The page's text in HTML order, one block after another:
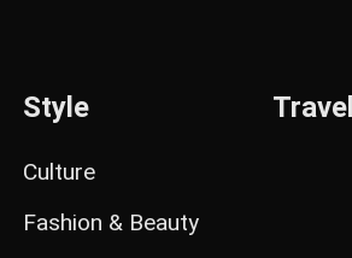
Style
Culture
Fashion & Beauty
Travel